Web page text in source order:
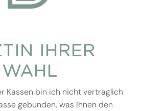
IHRER
WAHL
Kassen bin ich nicht vertraglich
gebunden, was Ihnen den